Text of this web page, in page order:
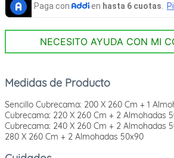
NECESITO AYUDA CON MI
Medidas de Producto
Sencillo Cubrecama: 200 X 260 Cm + 1
Cubrecama: 220 X 260 Cm + 2 Almohadas
Cubrecama: 240 X 260 Cm + 2 Almohadas
280 X 260 Cm + 2 Almohadas 50x90